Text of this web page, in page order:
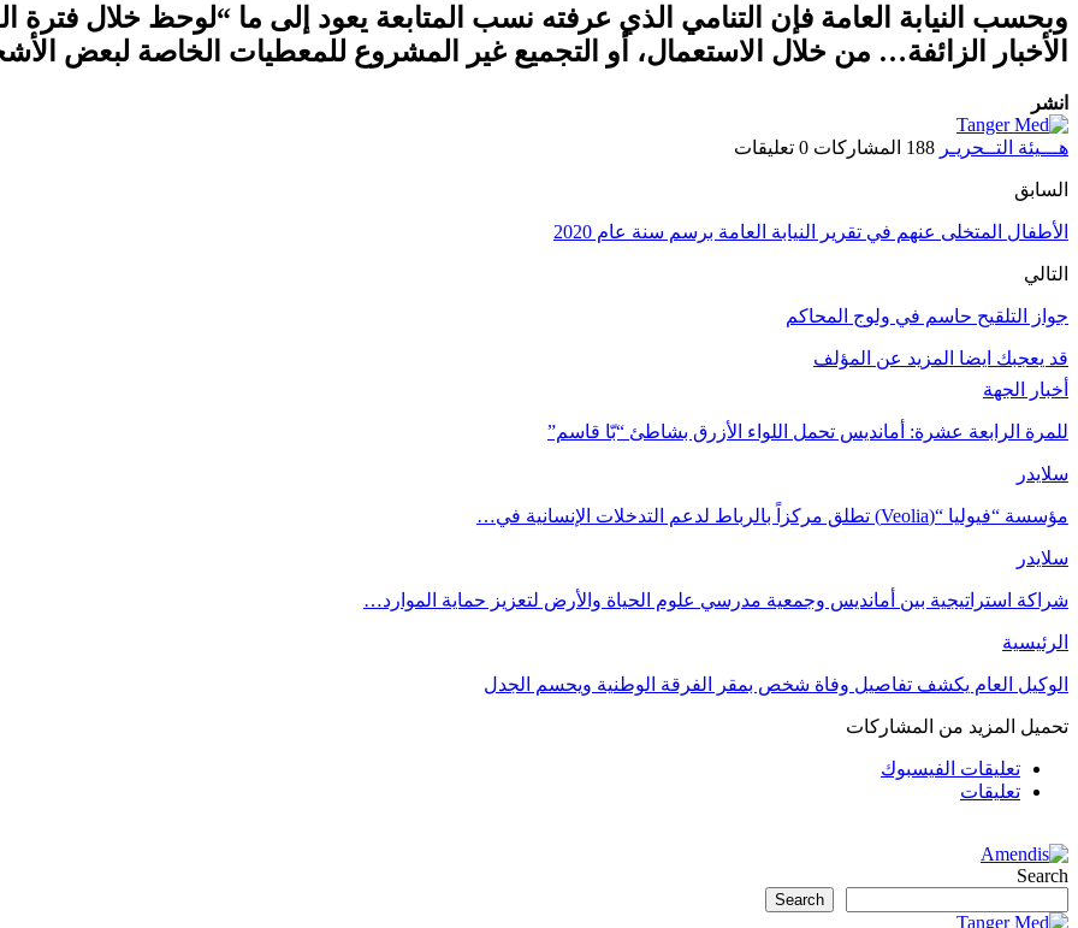
وبحسب النيابة العامة فإن التنامي الذي عرفته نسب المتابعة يعود إلى ما “لوحظ خلال
الأخبار الزائفة… من خلال الاستعمال، أو التجميع غير المشروع للمعطيات الخاصة لبعض
انشر
هـــيئة التــحريـر 188 المشاركات 0 تعليقات
السابق
الأطفال المتخلى عنهم في تقرير النيابة العامة برسم سنة عام 2020
التالي
جواز التلقيح حاسم في ولوج المحاكم
قد يعجبك ايضا المزيد عن المؤلف
أخبار الجهة
للمرة الرابعة عشرة: أمانديس تحمل اللواء الأزرق بشاطئ “بّا قاسم”
سلايدر
مؤسسة “فيوليا “(Veolia) تطلق مركزاً بالرباط لدعم التدخلات الإنسانية في…
سلايدر
شراكة استراتيجية بين أمانديس وجمعية مدرسي علوم الحياة والأرض لتعزيز حماية الموارد…
الرئيسية
الوكيل العام يكشف تفاصيل وفاة شخص بمقر الفرقة الوطنية ويحسم الجدل
تحميل المزيد من المشاركات
تعليقات الفيسبوك
تعليقات
Search
Search